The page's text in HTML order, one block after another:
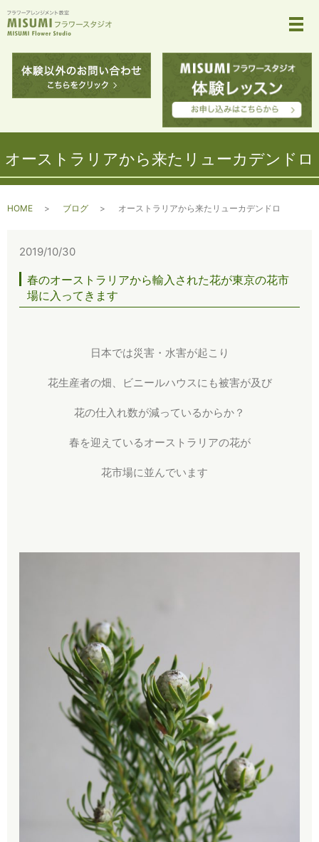
メ
オーストラリアから来たリューカデンドロ
HOME ブログ オーストラリアから来たリューカデンドロ
2019/10/30
春のオーストラリアから輸入された花が東京の花市
場に入ってきます
日本では災害・水害が起こり
花生産者の畑、ビニールハウスにも被害が及び
花の仕入れ数が減っているからか？
春を迎えているオーストラリアの花が
花市場に並んでいます